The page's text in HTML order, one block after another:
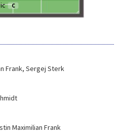
C
Frank, Sergej Sterk
Maximilian Frank